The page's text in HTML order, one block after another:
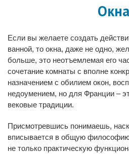
Окна
Если вы желаете создать
ванной, то окна, даже не одно,
больше, это неотъемлемая его
сочетание комнаты с вполне
назначением с обилием окон,
недоумением, но для Франции –
вековые традиции.
Присмотревшись понимаешь,
вписывается в общую философию
не только практическую